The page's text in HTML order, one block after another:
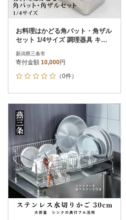
お料理はかどる角バット・角ザル
セット 1/4サイズ 調理器具 キッ
新潟県三条市
寄付金額 10,000円
（0件）